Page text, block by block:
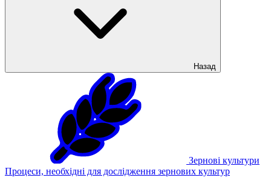
Назад
Зернові культури
Процеси, необхідні для дослідження зернових культур